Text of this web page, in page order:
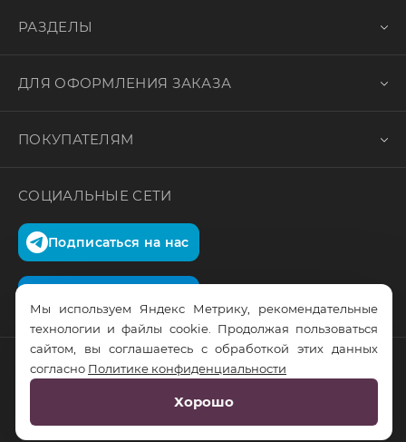
РАЗДЕЛЫ
ДЛЯ ОФОРМЛЕНИЯ ЗАКАЗА
ПОКУПАТЕЛЯМ
СОЦИАЛЬНЫЕ СЕТИ
Подписаться на нас
© RusTrus. 2011-2026. Все права защищены
RS Digital
Мы используем Яндекс Метрику, рекомендательные
технологии и файлы cookie. Продолжая пользоваться
сайтом, вы соглашаетесь с обработкой этих данных
согласно Политике конфиденциальности
Хорошо